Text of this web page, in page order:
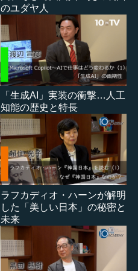
のユダヤ人
「生成AI」実装の衝撃…人工
知能の歴史と特長
ラフカディオ・ハーンが解明
した「美しい日本」の秘密と
未来